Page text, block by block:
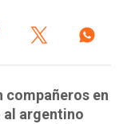
compañeros en
al argentino